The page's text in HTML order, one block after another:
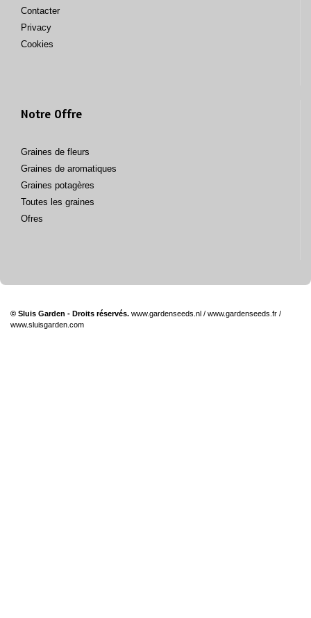
Contacter
Privacy
Cookies
Notre Offre
Graines de fleurs
Graines de aromatiques
Graines potagères
Toutes les graines
Ofres
© Sluis Garden - Droits réservés. www.gardenseeds.nl / www.gardenseeds.fr /
www.sluisgarden.com